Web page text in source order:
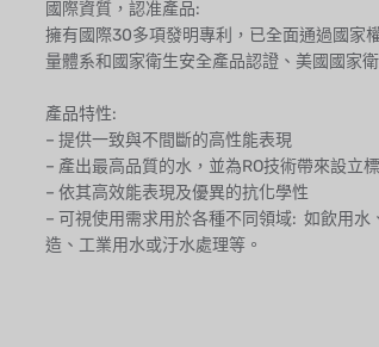
國際資質，認准產品:
擁有國際30多項發明專利，已全面通過國家
量體系和國家衛生安全產品認證、美國國家
產品特性:
– 提供一致與不間斷的高性能表現
– 產出最高品質的水，並為RO技術帶來設立標
– 依其高效能表現及優異的抗化學性
– 可視使用需求用於各種不同領域: 如飲用水
造、工業用水或汙水處理等。